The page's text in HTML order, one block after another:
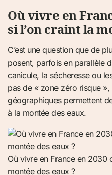
Où vivre en
si l’on craint la
C’est une question que de
posent, parfois en parallèle
canicule, la sécheresse ou
pas de « zone zéro risque
géographiques permettent
à la montée des eaux.
Où vivre en France en 2030
montée des eaux ?